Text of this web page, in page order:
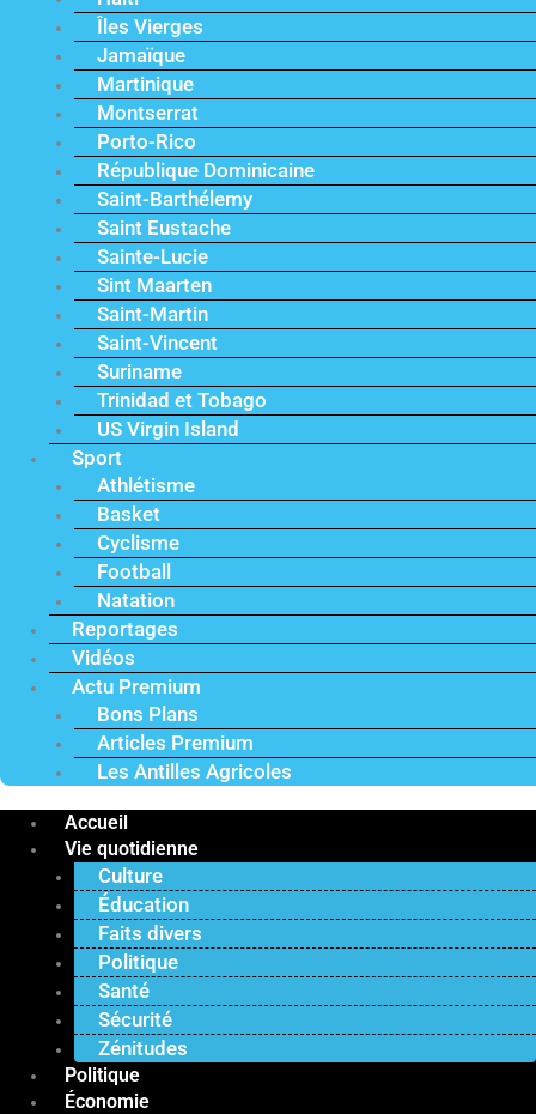
Îles Vierges
Jamaïque
Martinique
Montserrat
Porto-Rico
République Dominicaine
Saint-Barthélemy
Saint Eustache
Sainte-Lucie
Sint Maarten
Saint-Martin
Saint-Vincent
Suriname
Trinidad et Tobago
US Virgin Island
Sport
Athlétisme
Basket
Cyclisme
Football
Natation
Reportages
Vidéos
Actu Premium
Bons Plans
Articles Premium
Les Antilles Agricoles
Accueil
Vie quotidienne
Culture
Éducation
Faits divers
Politique
Santé
Sécurité
Zénitudes
Politique
Économie